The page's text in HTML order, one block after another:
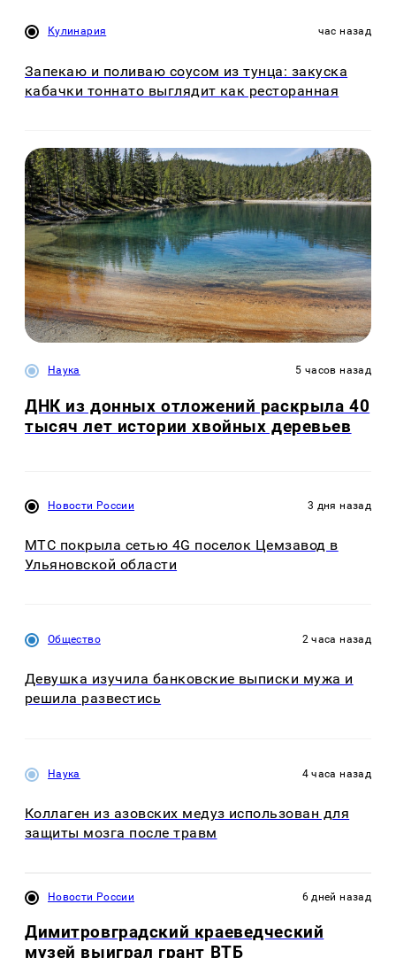
Кулинария час назад
Запекаю и поливаю соусом из тунца: закуска
кабачки тоннато выглядит как ресторанная
Наука 5 часов назад
ДНК из донных отложений раскрыла 40
тысяч лет истории хвойных деревьев
Новости России 3 дня назад
МТС покрыла сетью 4G поселок Цемзавод в
Ульяновской области
Общество 2 часа назад
Девушка изучила банковские выписки мужа и
решила развестись
Наука 4 часа назад
Коллаген из азовских медуз использован для
защиты мозга после травм
Новости России 6 дней назад
Димитровградский краеведческий
музей выиграл грант ВТБ